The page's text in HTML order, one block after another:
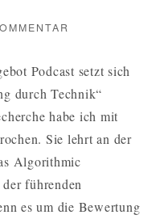
ZWEIG
ÜBER
CHANCEN
RISIKEN
KÜNSTLICHER
INTELLIGENZ
Podcast setzt sich
durch Technik“
habe ich mit
Sie lehrt an der
Algorithmic
führenden
es um die Bewertung